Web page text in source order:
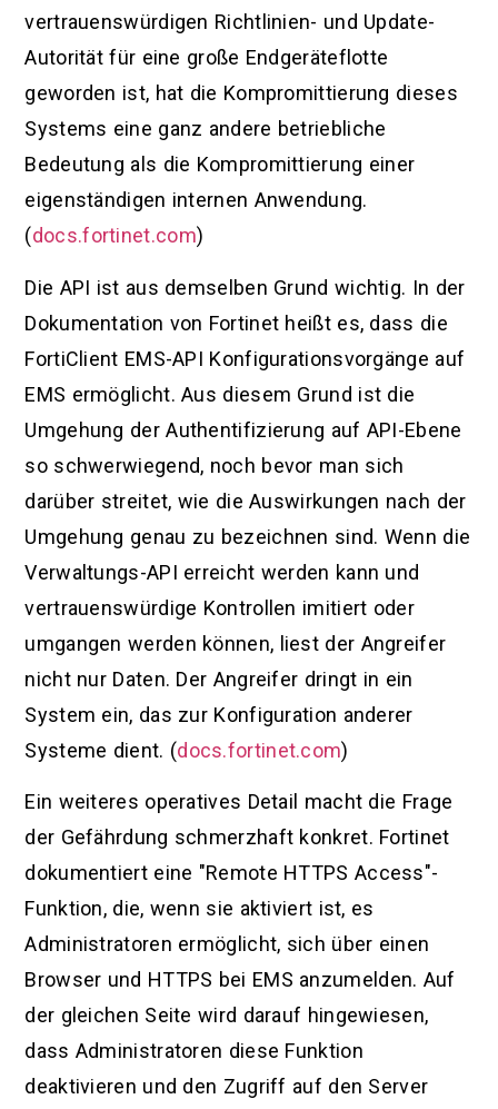
vertrauenswürdigen Richtlinien- und Update-
Autorität für eine große Endgeräteflotte
geworden ist, hat die Kompromittierung dieses
Systems eine ganz andere betriebliche
Bedeutung als die Kompromittierung einer
eigenständigen internen Anwendung.
(docs.fortinet.com)
Die API ist aus demselben Grund wichtig. In der
Dokumentation von Fortinet heißt es, dass die
FortiClient EMS-API Konfigurationsvorgänge auf
EMS ermöglicht. Aus diesem Grund ist die
Umgehung der Authentifizierung auf API-Ebene
so schwerwiegend, noch bevor man sich
darüber streitet, wie die Auswirkungen nach der
Umgehung genau zu bezeichnen sind. Wenn die
Verwaltungs-API erreicht werden kann und
vertrauenswürdige Kontrollen imitiert oder
umgangen werden können, liest der Angreifer
nicht nur Daten. Der Angreifer dringt in ein
System ein, das zur Konfiguration anderer
Systeme dient. (docs.fortinet.com)
Ein weiteres operatives Detail macht die Frage
der Gefährdung schmerzhaft konkret. Fortinet
dokumentiert eine "Remote HTTPS Access"-
Funktion, die, wenn sie aktiviert ist, es
Administratoren ermöglicht, sich über einen
Browser und HTTPS bei EMS anzumelden. Auf
der gleichen Seite wird darauf hingewiesen,
dass Administratoren diese Funktion
deaktivieren und den Zugriff auf den Server